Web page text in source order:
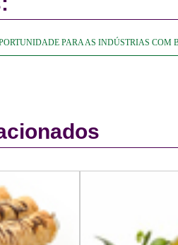
PARA AS INDÚSTRIAS COM